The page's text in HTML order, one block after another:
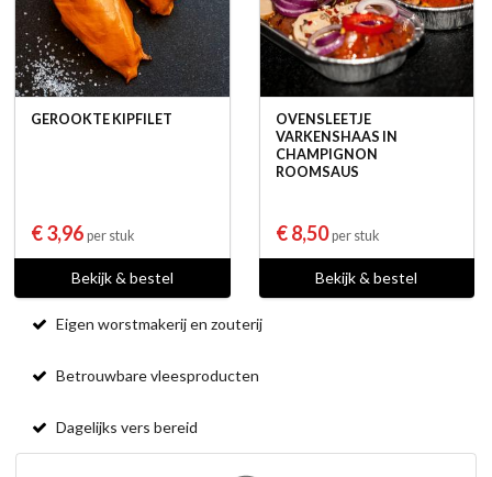
GEROOKTE KIPFILET
€ 3,96 per stuk
Bekijk & bestel
OVENSLEETJE
VARKENSHAAS IN
CHAMPIGNON
ROOMSAUS
€ 8,50per stuk
Bekijk & bestel
Eigen worstmakerij en zouterij
Betrouwbare vleesproducten
Dagelijks vers bereid